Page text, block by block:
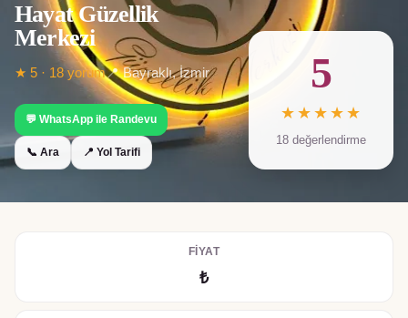
Hayat Güzellik
Merkezi
★ 5 · 18yorum📍Bayraklı,İzmir
💬 WhatsApp ile Randevu
📞 Ara 📍 Yol Tarifi
5
★★★★★
18 değerlendirme
FIYAT
₺